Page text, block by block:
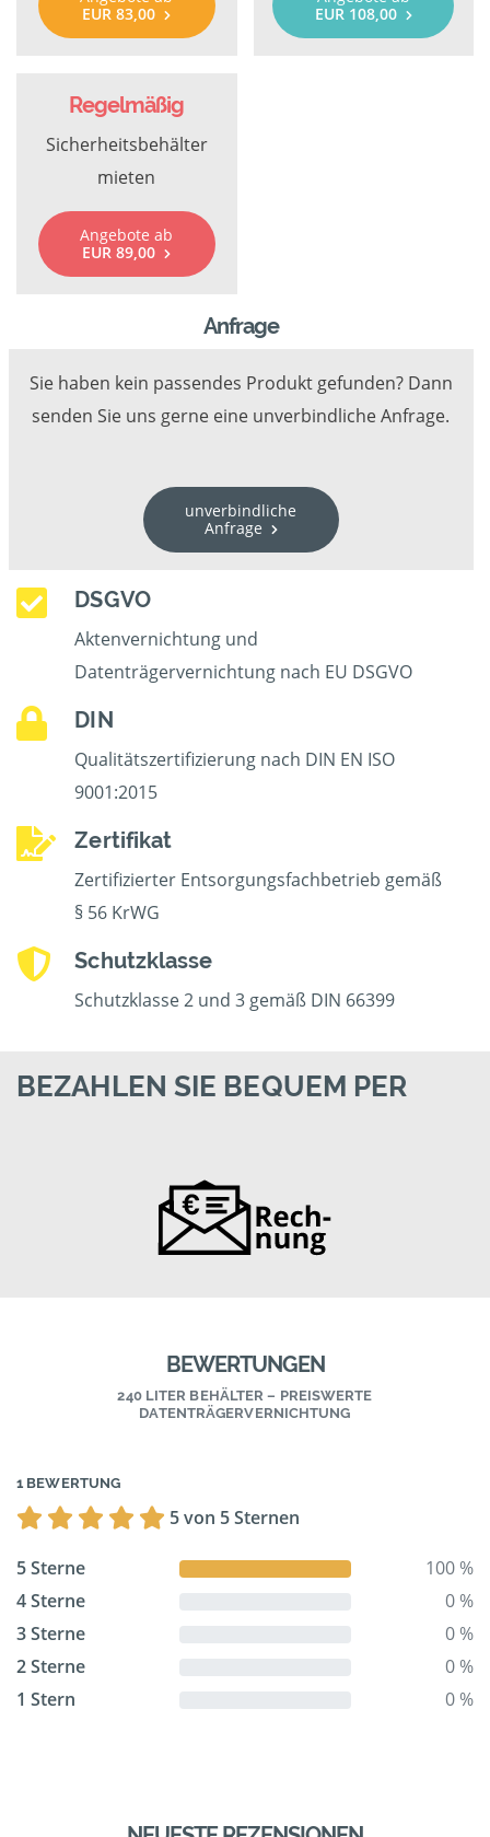
EUR 83,00
EUR 108,00
Regelmäßig
Sicherheitsbehälter
mieten
Angebote ab
EUR 89,00
Anfrage
Sie haben kein passendes Produkt gefunden? Dann
senden Sie uns gerne eine unverbindliche Anfrage.
unverbindliche
Anfrage
DSGVO
Aktenvernichtung und
Datenträgervernichtung nach EU DSGVO
DIN
Qualitätszertifizierung nach DIN EN ISO
9001:2015
Zertifikat
Zertifizierter Entsorgungsfachbetrieb gemäß
§ 56 KrWG
Schutzklasse
Schutzklasse 2 und 3 gemäß DIN 66399
BEZAHLEN SIE BEQUEM PER
BEWERTUNGEN
240 LITER BEHÄLTER – PREISWERTE
DATENTRÄGERVERNICHTUNG
1 BEWERTUNG
5 von 5 Sternen
5 Sterne
100 %
4 Sterne
0 %
3 Sterne
0 %
2 Sterne
0 %
1 Stern
0 %